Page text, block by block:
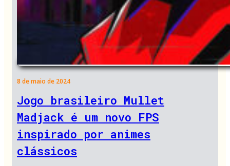
8 de maio de 2024
Jogo brasileiro Mullet
Madjack é um novo FPS
inspirado por animes
clássicos